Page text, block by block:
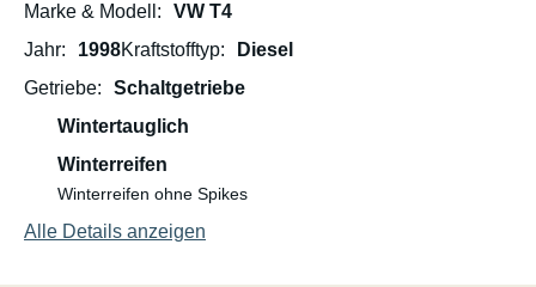
Marke & Modell
VW T4
Jahr
1998Kraftstofftyp
Diesel
Getriebe
Schaltgetriebe
Wintertauglich
Winterreifen
Winterreifen ohne Spikes
Alle Details anzeigen